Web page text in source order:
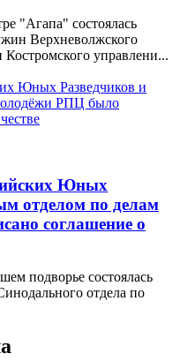
"Агапа" состоялась
Верхневолжского
управлени...
Юных
отделом по делам
соглашение о
подворье состоялась
отдела по